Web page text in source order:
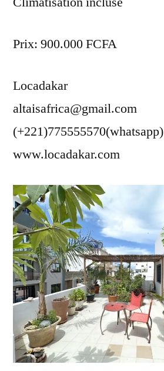
Prix: 900.000 FCFA
Locadakar
altaisafrica@gmail.com
(+221)775555570(whatsapp)
www.locadakar.com